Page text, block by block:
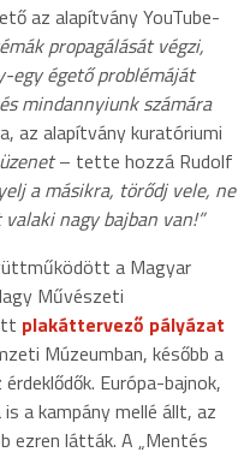
az alapítvány YouTube-
propagálását végzi,
egy égető problémáját
mindannyiunk számára
az alapítvány kuratóriumi
– tette hozzá Rudolf
a másikra, törődj vele, ne
nagy bajban van!”
a Magyar
Művészeti
plakáttervező pályázat
Múzeumban, később a
Európa-bajnok,
a kampány mellé állt, az
látták. A „Mentés